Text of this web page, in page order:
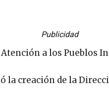
Publicidad
a los Pueblos
creación de la